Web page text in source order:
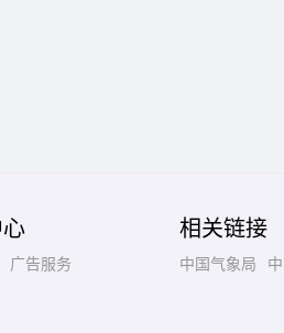
广告服务
相关链接
中国气象局